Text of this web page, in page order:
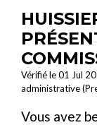
Vérifié le 01 Jul
administrative
Vous avez